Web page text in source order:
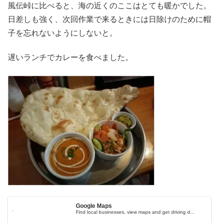
風伝峠に比べると、海の近くのここはとても暖かでした。
日差しも強く、次回作業で来るときには日除けのために帽
子を忘れないようにしないと。
遅いランチでカレーを食べました。
Google Maps
Find local businesses, view maps and get driving d...